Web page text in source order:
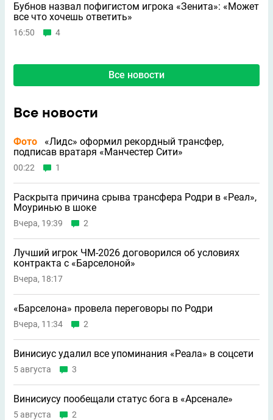
Бубнов назвал пофигистом игрока «Зенита»: «Может
всe что хочешь ответить»
16:50 4
Все новости
Все новости
Фото
«Лидс» оформил рекордный трансфер,
подписав вратаря «Манчестер Сити»
00:22 1
Раскрыта причина срыва трансфера Родри в «Реал»,
Моуринью в шоке
Вчера, 19:39 2
Лучший игрок ЧМ-2026 договорился об условиях
контракта с «Барселоной»
Вчера, 18:17
«Барселона» провела переговоры по Родри
Вчера, 11:34 2
Винисиус удалил все упоминания «Реала» в соцсети
5 августа 3
Винисиусу пообещали статус бога в «Арсенале»
5 августа 2